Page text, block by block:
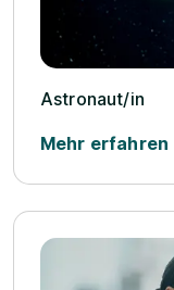
Astronaut/­in
Mehr erfahren